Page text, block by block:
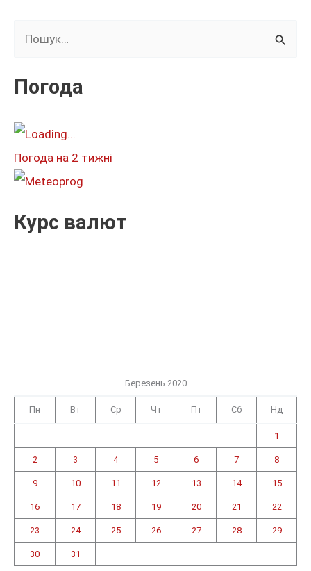
к
т
:
Погода
Погода на 2 тижні
Курс валют
Березень 2020
Пн Вт Ср Чт Пт Сб Нд
1
2 3 4 5 6 7 8
9 10 11 12 13 14 15
16 17 18 19 20 21 22
23 24 25 26 27 28 29
30 31